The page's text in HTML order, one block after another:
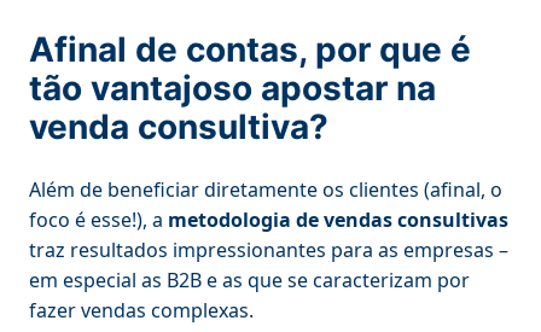
Afinal de contas, por que é
tão vantajoso apostar na
venda consultiva?
Além de beneficiar diretamente os clientes (afinal, o
foco é esse!), a metodologia de vendas consultivas
traz resultados impressionantes para as empresas –
em especial as B2B e as que se caracterizam por
fazer vendas complexas.